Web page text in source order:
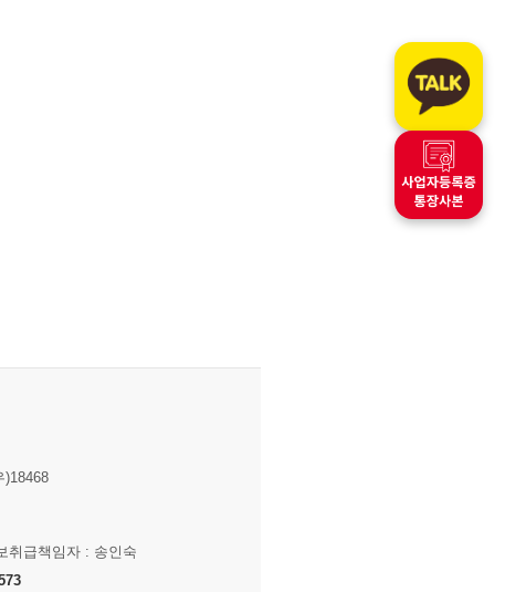
)18468
취급책임자 : 송인숙